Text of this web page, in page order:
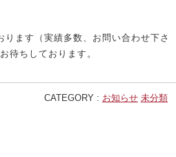
ます（実績多数、お問い合わせ下さ
待ちしております。
CATEGORY : お知らせ 未分類